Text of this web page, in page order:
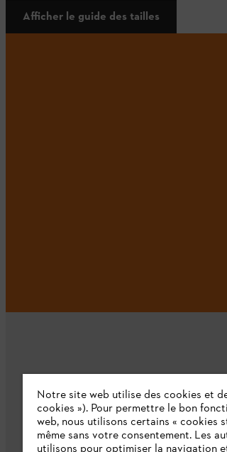
Afficher le guide des tailles
L'Entreprise
Qui sommes-nous
Notre site web utilise des cookies et
cookies »). Pour permettre le bon
web, nous utilisons certains « cookies
même sans votre consentement. Les